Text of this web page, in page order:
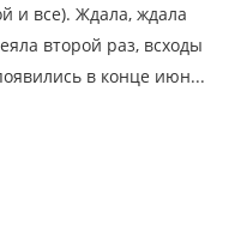
и все). Ждала, ждала
второй раз, всходы
в конце июн...